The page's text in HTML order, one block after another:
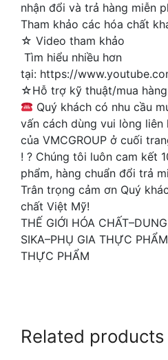
nhận đổi và trả hàng miễn
Tham khảo các hóa chất
☆ Video tham khảo
Tìm hiểu nhiều hơn
tại: https://
☆Hỗ trợ kỹ thuật/mua hàng
Quý khách có nhu cầu
vấn cách dùng vui lòng liên
của VMCGROUP ở cuối
! ? Chúng tôi luôn cam kết
phẩm, hàng chuẩn đổi trả
Trân trọng cảm ơn Quý
chất Việt Mỹ! ️
THẾ GIỚI HÓA
SIKA–PHỤ GIA THỰC
THỰC PHẨM
Related products